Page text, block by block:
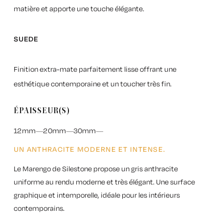
matière et apporte une touche élégante.
SUEDE
Finition extra-mate parfaitement lisse offrant une
esthétique contemporaine et un toucher très fin.
ÉPAISSEUR(S)
12mm 20mm 30mm
UN ANTHRACITE MODERNE ET INTENSE.
Le Marengo de Silestone propose un gris anthracite
uniforme au rendu moderne et très élégant. Une surface
graphique et intemporelle, idéale pour les intérieurs
contemporains.